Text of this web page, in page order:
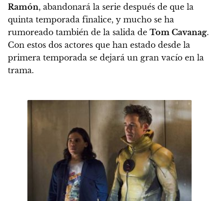
Ramón, abandonará la serie después de que la
quinta temporada finalice, y mucho se ha
rumoreado también de la salida de Tom Cavanag.
Con estos dos actores que han estado desde la
primera temporada se dejará un gran vacío en la
trama.